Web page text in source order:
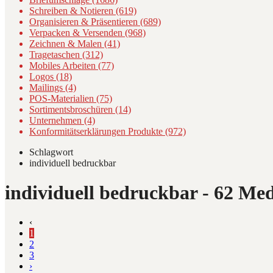
Schreiben & Notieren (619)
Organisieren & Präsentieren (689)
Verpacken & Versenden (968)
Zeichnen & Malen (41)
Tragetaschen (312)
Mobiles Arbeiten (77)
Logos (18)
Mailings (4)
POS-Materialien (75)
Sortimentsbroschüren (14)
Unternehmen (4)
Konformitätserklärungen Produkte (972)
Schlagwort
individuell bedruckbar
individuell bedruckbar - 62
‹
1
2
3
›